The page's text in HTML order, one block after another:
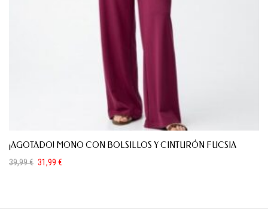
¡AGOTADO! MONO CON BOLSILLOS Y CINTURÓN FUCSIA
39,99€
39,99 €.
31,99 €
31,99 €.